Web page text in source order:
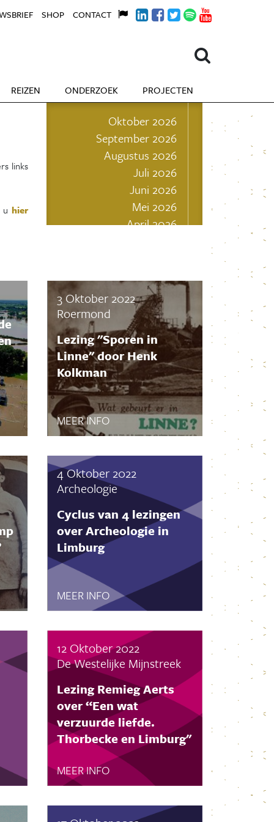
REIZEN ONDERZOEK PROJECTEN
SHOP CONTACT
links
u hier
Oktober 2026
September 2026
Augustus 2026
Juli 2026
Juni 2026
Mei 2026
April 2026
December 2025
November 2025
Oktober 2025
September 2025
Augustus 2025
Juli 2025
Juni 2025
Mei 2025
April 2025
Januari 2025
December 2024
November 2024
Oktober 2024
September 2024
Juli 2024
Juni 2024
April 2024
Maart 2024
Februari 2024
Januari 2024
December 2023
November 2023
Oktober 2023
September 2023
Augustus 2023
Juli 2023
Juni 2023
3 Oktober 2022
Roermond
Lezing "Sporen in
Linne" door Henk
Kolkman
MEER INFO
4 Oktober 2022
Archeologie
Cyclus van 4 lezingen
over Archeologie in
Limburg
MEER INFO
12 Oktober 2022
De Westelijke Mijnstreek
Lezing Remieg Aerts
over “Een wat
verzuurde liefde.
Thorbecke en Limburg"
MEER INFO